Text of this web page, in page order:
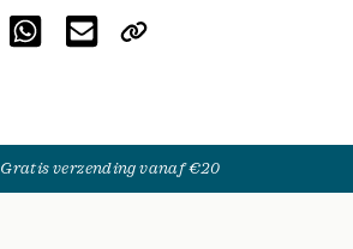
Gratis verzending vanaf €20